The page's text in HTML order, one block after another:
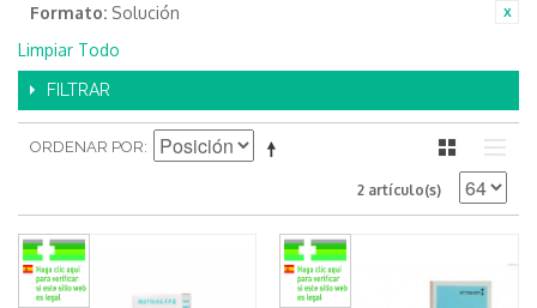
Formato: Solución
Limpiar Todo
FILTRAR
ORDENAR POR
2 artículo(s)